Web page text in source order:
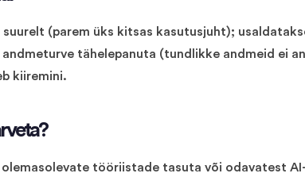
(parem üks kitsas kasutusjuht);
tähelepanuta (tundlikke andmeid ei
kiiremini.
olemasolevate tööriistade tasuta või odavatest